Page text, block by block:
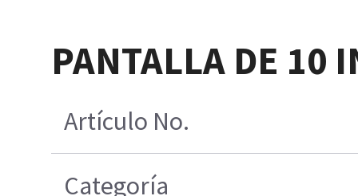
PANTALLA DE 10
Artículo No.
Categoría